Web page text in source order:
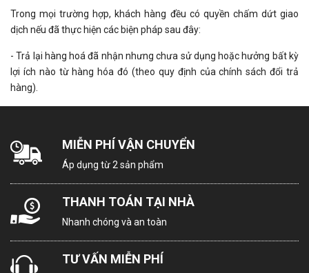
Trong mọi trường hợp, khách hàng đều có quyền chấm dứt giao
dịch nếu đã thực hiện các biện pháp sau đây:
- Trả lại hàng hoá đã nhận nhưng chưa sử dụng hoặc hưởng bất kỳ
lợi ích nào từ hàng hóa đó (theo quy định của chính sách đổi trả
hàng).
MIỄN PHÍ VẬN CHUYỂN
Áp dụng từ 2 sản phẩm
THANH TOÁN TẠI NHÀ
Nhanh chóng và an toàn
TƯ VẤN MIỄN PHÍ